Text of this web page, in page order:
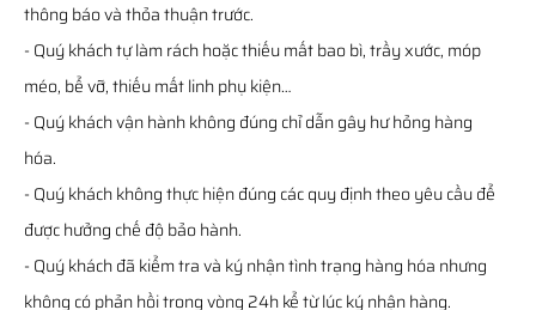
thông báo và thỏa thuận trước.
- Quý khách tự làm rách hoặc thiếu mất bao bì, trầy xước, móp
méo, bể vỡ, thiếu mất linh phụ kiện…
- Quý khách vận hành không đúng chỉ dẫn gây hư hỏng hàng
hóa.
- Quý khách không thực hiện đúng các quy định theo yêu cầu để
được hưởng chế độ bảo hành.
- Quý khách đã kiểm tra và ký nhận tình trạng hàng hóa nhưng
không có phản hồi trong vòng 24h kể từ lúc ký nhận hàng.